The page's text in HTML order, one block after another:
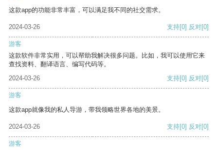
这款app的功能非常丰富，可以满足我不同的社交需求。
2024-03-26 支持[0] 反对[0]
游客
这款软件非常实用，可以帮助我解决很多问题。比如，我可以使用它来
查找资料、翻译语言、编写代码等。
2024-03-26
支持[0] 反对[0]
游客
这款app就像我的私人导游，带我领略世界各地的美景。
2024-03-26 支持[0] 反对[0]
游客